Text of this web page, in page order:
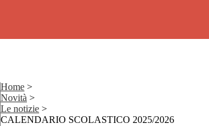
Home >
Novità >
Le notizie >
CALENDARIO SCOLASTICO 2025/2026